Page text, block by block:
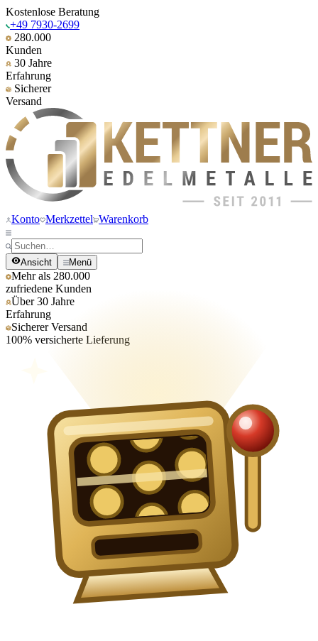
Kostenlose Beratung
+49 7930-2699
280.000
Kunden
30 Jahre
Erfahrung
Sicherer
Versand
Konto Merkzettel Warenkorb
Ansicht Menü
Mehr als 280.000
zufriedene Kunden
Über 30 Jahre
Erfahrung
Sicherer Versand
100% versicherte Lieferung